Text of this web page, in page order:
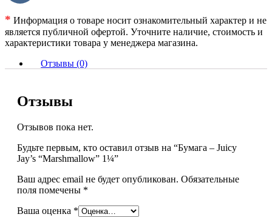
* Информация о товаре носит ознакомительный характер и не
является публичной офертой. Уточните наличие, стоимость и
характеристики товара у менеджера магазина.
Отзывы (0)
Отзывы
Отзывов пока нет.
Будьте первым, кто оставил отзыв на “Бумага – Juicy
Jay’s “Marshmallow” 1¼”
Ваш адрес email не будет опубликован. Обязательные
поля помечены *
Ваша оценка *